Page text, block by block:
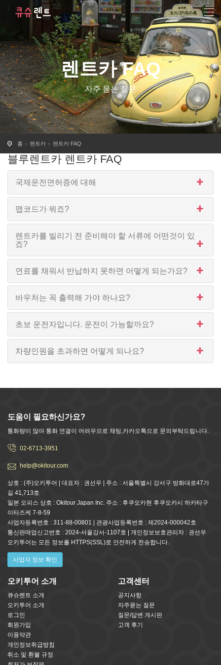
렌트카 FAQ
자주 묻는 질문
홈 렌트카 렌트카 FAQ
블루렌트카 렌트카 FAQ
국제운전면허증에 대해
맵코드가 뭐죠?
렌트카를 빌리기 전 준비해야 할 서류에 어떤것이 있
죠?
연료를 채워서 반납하지 못하면 어떻게 되는가요?
바우처는 꼭 출력해 가야 하나요?
초보 운전자입니다. 운전이 가능할까요?
차량인원을 초과하면 어떻게 되나요?
도움이 필요하신가요?
통화량이 많아 통화 연결이 어려우므로 채팅,카카오톡으로 문의부탁드립니다.
02-6713-3951
help@okitour.com
상호 : (주)오키투어 | 대표자 : 권선우 | 주소 : 서울특별시 강서구 방화대로47가
길 41,713호
일본 오피스 상호 : Okitour Japan Inc. 주소 : 후쿠오카현 후쿠오카시 하카타구
이타즈케 7-8-59
사업자등록번호 : 311-88-00801 | 관광사업등록번호 : 제2024-000042호
통신판매업신고번호 : 2024-서울강서-1107호 | 개인정보보호관리자 : 권선우
오키투어는 모든 정보를 HTTPS(SSL)로 안전하게 전송합니다.
사업자 정보 확인
오키투어 소개
큐슈렌트 소개
오키투어 소개
로그인
회원가입
이용약관
개인정보취급방침
취소 및 환불 규정
고객센터
공지사항
자주묻는 질문
질문/답변 게시판
고객 후기